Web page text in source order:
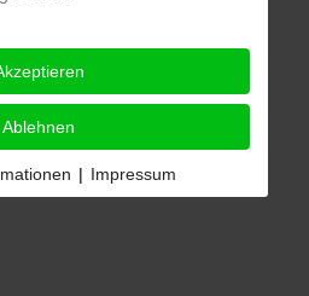
Ablehnen
| Impressum